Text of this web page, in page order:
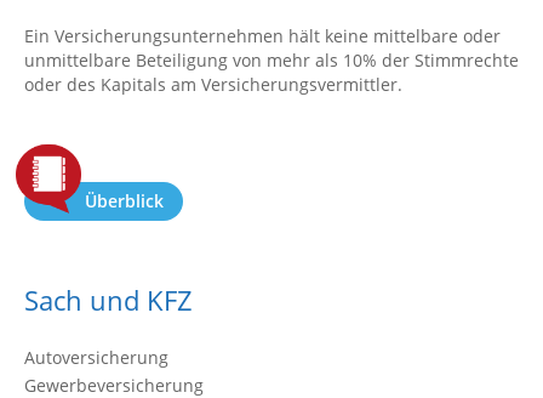
Ein Versicherungsunternehmen hält keine mittelbare oder
unmittelbare Beteiligung von mehr als 10% der Stimmrechte
oder des Kapitals am Versicherungsvermittler.
Überblick
Sach und KFZ
Autoversicherung
Gewerbeversicherung